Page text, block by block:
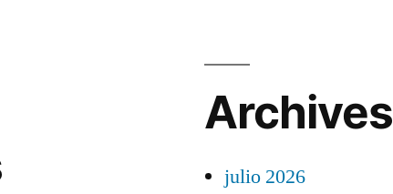
Archives
julio 2026